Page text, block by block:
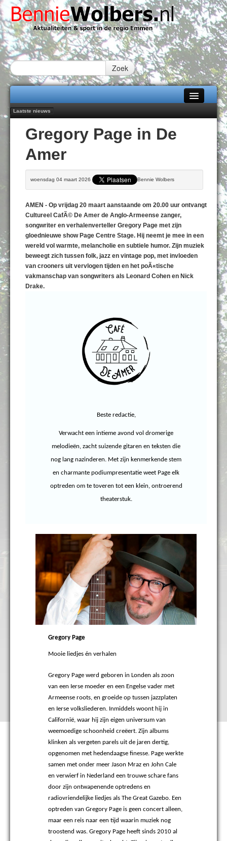
Zoek
Home
Alle categorieën
Over Bennie Wolbers
Fotoboek
Laatste nieuws
102 kaarsen voor eeuwling Mieke Sijbom-Maatje
Emmen wint op Open Dag overtuigend van Almere City
Daan Lambers tekent eerste profcontract bij FC Emmen
Peter van Dijk Projects & Investments breidt samenwerking Emmen uit als
nieuwe rugsponsor
Gregory Page in De
Amer
woensdag 04 maart 2026 | Geschreven door Bennie Wolbers
AMEN - Op vrijdag 20 maart aanstaande om 20.00 uur ontvangt
Cultureel CafÃ© De Amer de Anglo-Armeense zanger,
songwriter en verhalenverteller Gregory Page met zijn
gloednieuwe show Page Centre Stage. Hij neemt je mee in een
wereld vol warmte, melancholie en subtiele humor. Zijn muziek
beweegt zich tussen folk, jazz en vintage pop, met invloeden
van crooners uit vervlogen tijden en het poÃ«tische
vakmanschap van songwriters als Leonard Cohen en Nick
Drake.
Beste redactie,
Verwacht een intieme avond vol dromerige
melodieën, zacht suizende gitaren en teksten die
nog lang nazinderen. Met zijn kenmerkende stem
en charmante podiumpresentatie weet Page elk
optreden om te toveren tot een klein, ontroerend
theaterstuk.
Gregory Page
Mooie liedjes én verhalen
Gregory Page werd geboren in Londen als zoon
van een Ierse moeder en een Engelse vader met
Armeense roots, en groeide op tussen jazzplaten
en Ierse volksliederen. Inmiddels woont hij in
Californië, waar hij zijn eigen universum van
weemoedige schoonheid creëert. Zijn albums
klinken als vergeten parels uit de jaren dertig,
opgenomen met hedendaagse finesse. Page werkte
samen met onder meer Jason Mraz en John Cale
en verwierf in Nederland een trouwe schare fans
door zijn ontwapenende optredens en
radiovriendelijke liedjes als The Great Gazebo. Een
optreden van Gregory Page is geen concert alleen,
maar een reis naar een tijd waarin muziek nog
troostend was. Gregory Page heeft sinds 2010 al